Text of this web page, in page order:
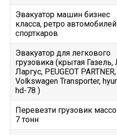
Эвакуатор машин бизнес
класса, ретро
спорткаров
Эвакуатор для легкового
грузовика (крытая Газель,
Ларгус, PEUGEOT PARTNER,
Volkswagen Transporter,
hd-78 )
Перевезти грузовик
7 тонн